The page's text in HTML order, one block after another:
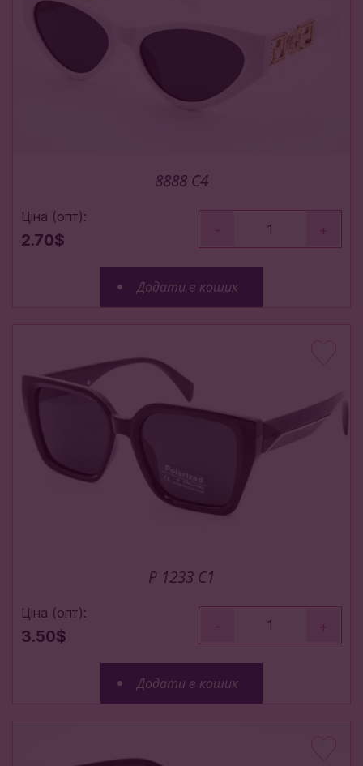
8888 C4
Ціна (опт):
2.70$
- +
Додати в кошик
P 1233 C1
Ціна (опт):
3.50$
- +
Додати в кошик